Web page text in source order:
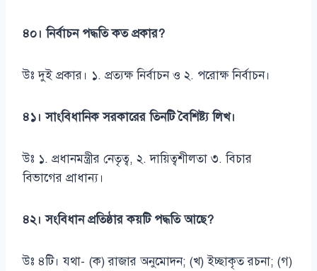
৪০। নির্বাচন পদ্ধতি কত প্রকার?
উঃ দুই প্রকার। ১. প্রত্যক্ষ নির্বাচন ও ২. পরোক্ষ নির্বাচন।
৪১। সাংবিধানিক সরকারের তিনটি বৈশিষ্ট্য লিখ।
উঃ ১. প্রধানমন্ত্রীর নেতৃত্ব, ২. দায়িত্বশীলতা ৩. বিচার
বিভাগের প্রাধান্য।
৪২। সংবিধান প্রতিষ্ঠার কয়টি পদ্ধতি আছে?
উঃ ৪টি। যথা- (ক) রাজার অনুমোদন; (খ) ইচ্ছাকৃত রচনা; (গ)